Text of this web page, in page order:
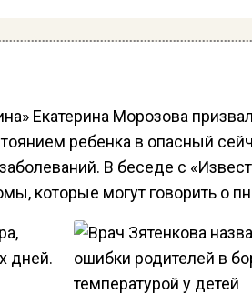
Екатерина Морозова
ребенка в опасный
В беседе с
которые могут говорить о
дней.